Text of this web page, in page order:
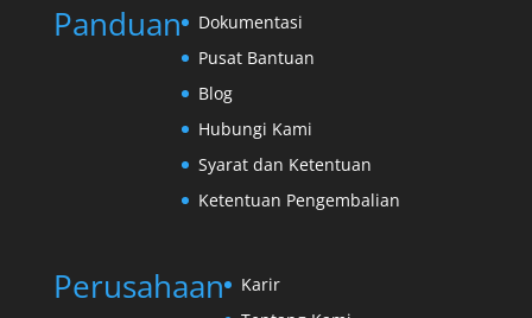
Panduan
Dokumentasi
Pusat Bantuan
Blog
Hubungi Kami
Syarat dan Ketentuan
Ketentuan Pengembalian
Perusahaan
Karir